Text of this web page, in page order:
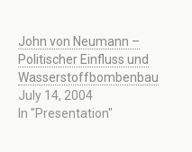
John von Neumann –
Politischer Einfluss und
Wasserstoffbombenbau
July 14, 2004
In "Presentation"